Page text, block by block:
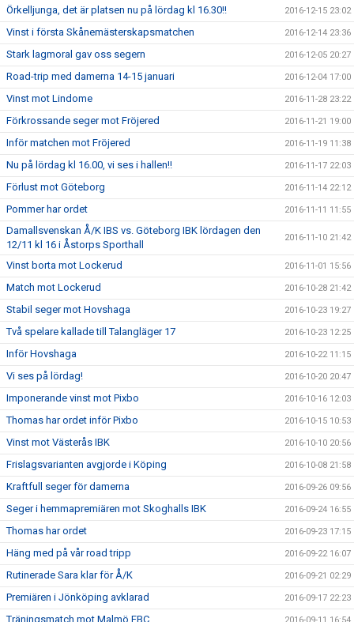
Örkelljunga, det är platsen nu på lördag kl 16.30!! 2016-12-15 23:02
Vinst i första Skånemästerskapsmatchen 2016-12-14 23:36
Stark lagmoral gav oss segern 2016-12-05 20:27
Road-trip med damerna 14-15 januari 2016-12-04 17:00
Vinst mot Lindome 2016-11-28 23:22
Förkrossande seger mot Fröjered 2016-11-21 19:00
Inför matchen mot Fröjered 2016-11-19 11:38
Nu på lördag kl 16.00, vi ses i hallen!! 2016-11-17 22:03
Förlust mot Göteborg 2016-11-14 22:12
Pommer har ordet 2016-11-11 11:55
Damallsvenskan Å/K IBS vs. Göteborg IBK lördagen den
12/11 kl 16 i Åstorps Sporthall
2016-11-10 21:42
Vinst borta mot Lockerud 2016-11-01 15:56
Match mot Lockerud 2016-10-28 21:42
Stabil seger mot Hovshaga 2016-10-23 19:27
Två spelare kallade till Talangläger 17 2016-10-23 12:25
Inför Hovshaga 2016-10-22 11:15
Vi ses på lördag! 2016-10-20 20:47
Imponerande vinst mot Pixbo 2016-10-16 12:03
Thomas har ordet inför Pixbo 2016-10-15 10:53
Vinst mot Västerås IBK 2016-10-10 20:56
Frislagsvarianten avgjorde i Köping 2016-10-08 21:58
Kraftfull seger för damerna 2016-09-26 09:56
Seger i hemmapremiären mot Skoghalls IBK 2016-09-24 16:55
Thomas har ordet 2016-09-23 17:15
Häng med på vår road tripp 2016-09-22 16:07
Rutinerade Sara klar för Å/K 2016-09-21 02:29
Premiären i Jönköping avklarad 2016-09-17 22:23
Träningsmatch mot Malmö FBC